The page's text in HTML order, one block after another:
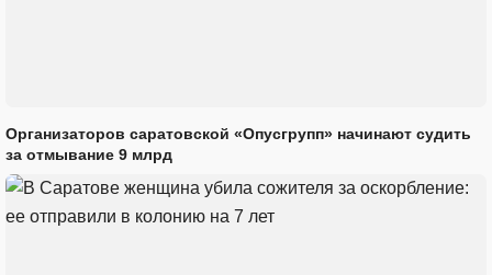
Организаторов саратовской «Опусгрупп» начинают судить
за отмывание 9 млрд